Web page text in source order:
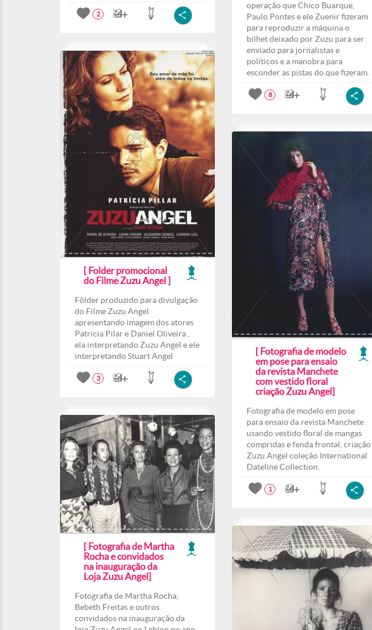
operação que Chico Buarque,
Paulo Pontes e ele Zuenir fizeram
para reproduzir a máquina o
bilhet deixado por Zuzu para ser
enviado para jornalistas e
políticos e a manobra para
esconder as pistas do que fizeram.
8
2
[ Folder promocional
do Filme Zuzu Angel ]
Fôlder produzido para divulgação
do Filme Zuzu Angel
apresentando imagem dos atores
Patricia Pilar e Daniel Oliveira ,
ela interpretando Zuzu Angel e ele
interpretando Stuart Angel
3
[ Fotografia de modelo
em pose para ensaio
da revista Manchete
com vestido floral
criação Zuzu Angel]
Fotografia de modelo em pose
para ensaio da revista Manchete
usando vestido floral de mangas
compridas e fenda frontal, criação
Zuzu Angel coleção International
Dateline Collection.
1
[ Fotografia de Martha
Rocha e convidados
na inauguração da
Loja Zuzu Angel]
Fotografia de Martha Rocha,
Bebeth Freitas e outros
convidados na inauguração da